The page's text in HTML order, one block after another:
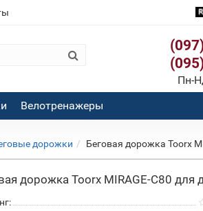
Пн-
Велотренажеры
дорожки Беговая дорожка Toorx
дорожка Toorx MIRAGE-C80 для